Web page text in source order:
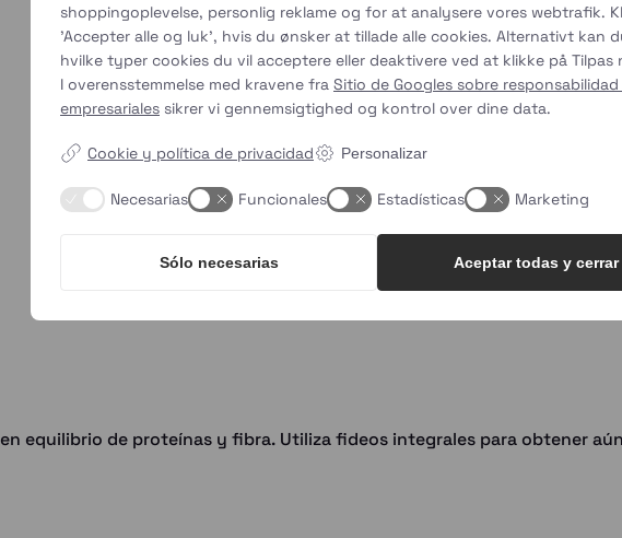
equilibrio de proteínas y fibra. Utiliza fideos integrales para obtener
shoppingoplevelse, personlig reklame og for at analysere vores webtrafik.
'Accepter alle og luk', hvis du ønsker at tillade alle cookies. Alternativt kan
hvilke typer cookies du vil acceptere eller deaktivere ved at klikke på Tilpas
I overensstemmelse med kravene fra Sitio de Googles sobre
empresariales sikrer vi gennemsigtighed og kontrol over dine data.
Cookie y política de privacidad Personalizar
Necesarias Funcionales Estadísticas Marketing
Sólo necesarias Aceptar todas y cerrar